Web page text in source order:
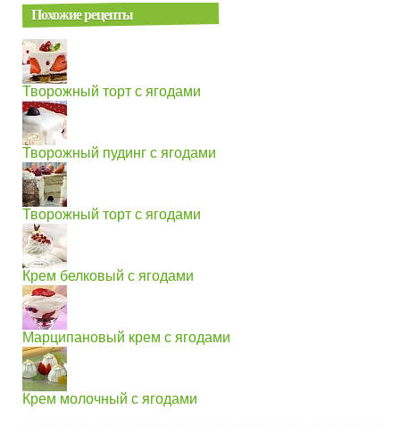
Похожие рецепты
Творожный торт с ягодами
Творожный пудинг с ягодами
Творожный торт с ягодами
Крем белковый с ягодами
Марципановый крем с ягодами
Крем молочный с ягодами